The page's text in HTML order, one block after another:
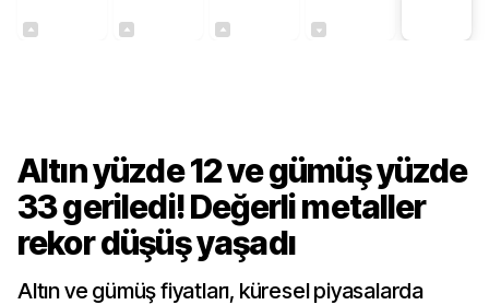
Altın yüzde 12 ve gümüş yüzde
33 geriledi! Değerli metaller
rekor düşüş yaşadı
Altın ve gümüş fiyatları, küresel piyasalarda